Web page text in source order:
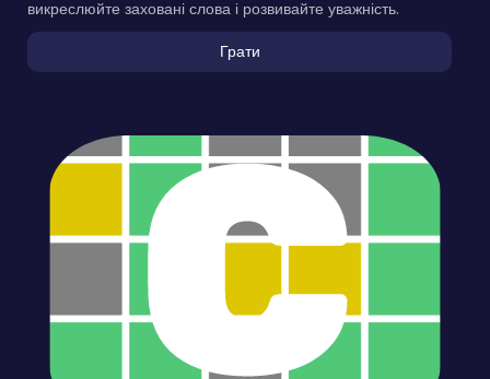
викреслюйте заховані слова і розвивайте уважність.
Грати